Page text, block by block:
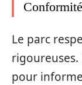
Le parc
rigoureuses.
pour